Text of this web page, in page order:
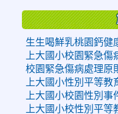
生生喝鮮乳桃園鈣健
上大國小校園緊急傷
校園緊急傷病處理原
上大國小性別平等
上大國小校園性別事
上大國小校性別平等